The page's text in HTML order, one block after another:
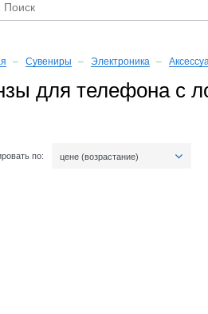
Сувениры Электроника
для телефона с
по: цене (возрастание)